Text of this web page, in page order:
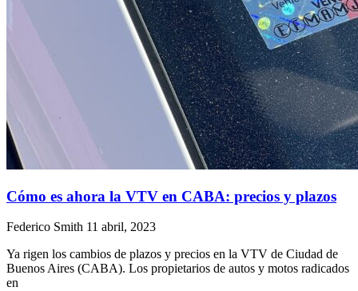
Cómo es ahora la VTV en CABA: precios y plazos
Federico Smith 11 abril, 2023
Ya rigen los cambios de plazos y precios en la VTV de Ciudad de
Buenos Aires (CABA). Los propietarios de autos y motos radicados
en